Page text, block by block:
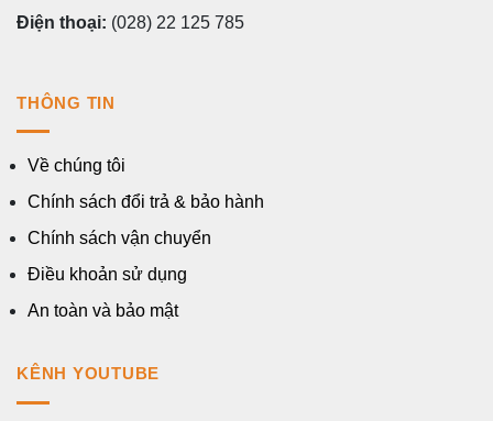
Điện thoại: (028) 22 125 785
THÔNG TIN
Về chúng tôi
Chính sách đổi trả & bảo hành
Chính sách vận chuyển
Điều khoản sử dụng
An toàn và bảo mật
KÊNH YOUTUBE